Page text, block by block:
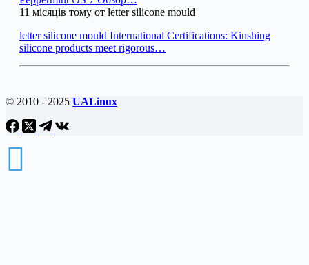
11 місяців тому от letter silicone mould
letter silicone mould International Certifications: Kinshing
silicone products meet rigorous…
© 2010 - 2025 UALinux